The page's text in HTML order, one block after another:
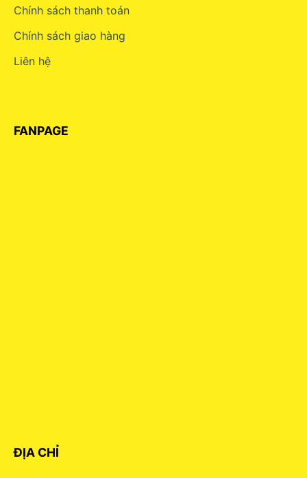
Chính sách thanh toán
Chính sách giao hàng
Liên hệ
FANPAGE
ĐỊA CHỈ